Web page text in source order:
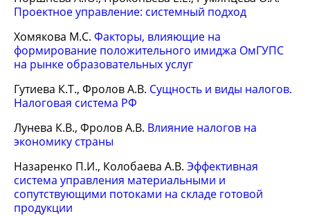
Проектное управление: системный подход
Хомякова М.С. Факторы, влияющие на
формирование положительного имиджа ОмГУПС
на рынке образовательных услуг
Гутиева К.Т., Фролов А.В. Сущность и виды налогов.
Налоговая система РФ
Лунева К.В., Фролов А.В. Влияние налогов на
экономику страны
Назаренко П.И., Колобаева А.В. Эффективная
система управления материальными и
сопутствующими потоками на складе готовой
продукции